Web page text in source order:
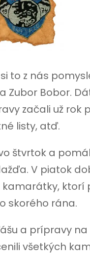
to z nás
Zubor Bobor.
začali už
listy, atď.
štvrtok a
V piatok
ktorí
skorého rána.
a prípravy na
všetkých